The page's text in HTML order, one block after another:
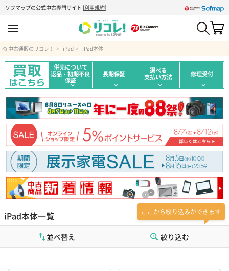
ソフマップの公式中古専門サイト [利用規約]
中古通販のリコレ！ iPad iPad本体
併売について
返品・初期不良
保証
長期保証 選べる
支払い方法 修理受付
iPad本体一覧 ここから絞り込みができます
絞り込む
並べ替え